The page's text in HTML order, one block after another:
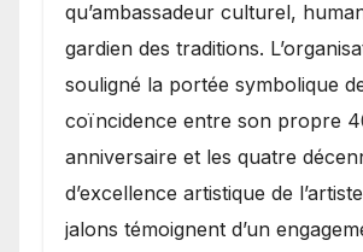
qu’ambassadeur culturel,
gardien des traditions.
souligné la portée symbolique
coïncidence entre son propre
anniversaire et les quatre
d’excellence artistique de
jalons témoignent d’un